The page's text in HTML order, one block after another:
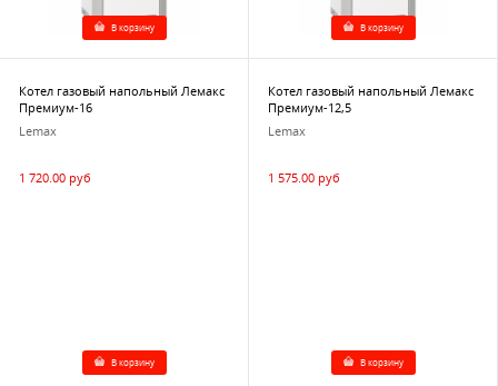
В корзину В корзину
Котел газовый напольный Лемакс
Премиум-16
Lemax
1 720.00 руб
В корзину
Котел газовый напольный Лемакс
Премиум-12,5
Lemax
1 575.00 руб
В корзину